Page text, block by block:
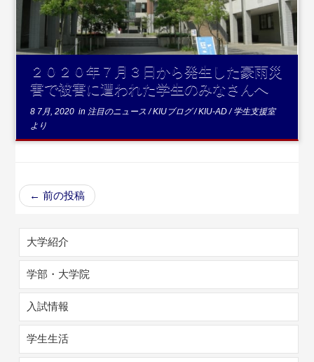
２０２０年７月３日から発生した豪雨災
害で被害に遭われた学生のみなさんへ
8 7月, 2020 in 注目のニュース/KIUブログ/KIU-AD/学生支援室
より
← 前の投稿
大学紹介
学部・大学院
入試情報
学生生活